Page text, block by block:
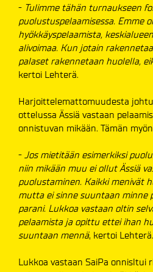
- Tulimme tähän turnaukseen
puolustuspelaamisessa. Emme
hyökkäyspelaamista,
alivoimaa. Kun jotain
palaset rakennetaan huolella,
kertoi Lehterä.
Harjoittelemattomuudesta
ottelussa Ässiä vastaan
onnistuvan mikään. Tämän
- Jos mietitään esimerkiksi
niin mikään muu ei ollut Ässiä
puolustaminen. Kaikki menivät
mutta ei sinne suuntaan minne
parani. Lukkoa vastaan oltin
pelaamista ja opittu ettei ihan
suuntaan mennä, kertoi Lehterä.
Lukkoa vastaan SaiPa onnisltui